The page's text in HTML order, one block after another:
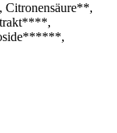
Citronensäure**,